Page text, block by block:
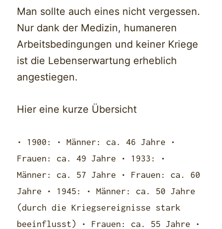
Man sollte auch eines nicht vergessen.
Nur dank der Medizin, humaneren
Arbeitsbedingungen und keiner Kriege
ist die Lebenserwartung erheblich
angestiegen.
Hier eine kurze Übersicht
• 1900: • Männer: ca. 46 Jahre •
Frauen: ca. 49 Jahre • 1933: •
Männer: ca. 57 Jahre • Frauen: ca. 60
Jahre • 1945: • Männer: ca. 50 Jahre
(durch die Kriegsereignisse stark
beeinflusst) • Frauen: ca. 55 Jahre •